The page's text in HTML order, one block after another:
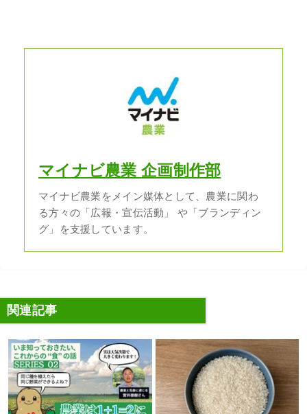
マイナビ農業 企画制作部
マイナビ農業をメイン媒体として、農業に関わ
る方々の「広報・宣伝活動」 や「ブランディン
グ」を支援しています。
関連記事